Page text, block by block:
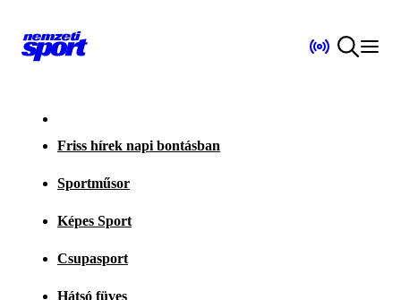
Friss hírek napi bontásban
Sportműsor
Képes Sport
Csupasport
Hátsó füves